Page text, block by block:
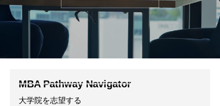
MBA Pathway Navigator
大学院を志望する